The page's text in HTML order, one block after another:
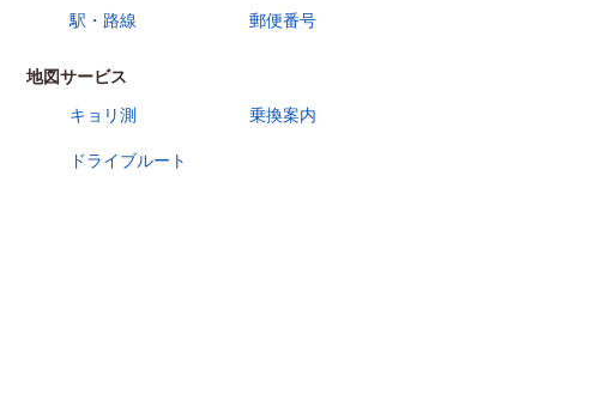
駅・路線 郵便番号
地図サービス
キョリ測
乗換案内
ドライブルート